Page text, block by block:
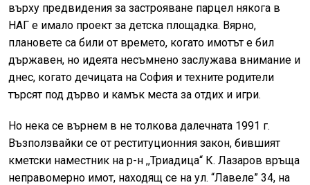
върху предвидения за застрояване парцел някога в
НАГ е имало проект за детска площадка. Вярно,
плановете са били от времето, когато имотът е бил
държавен, но идеята несъмнено заслужава внимание и
днес, когато дечицата на София и техните родители
търсят под дърво и камък места за отдих и игри.
Но нека се върнем в не толкова далечната 1991 г.
Възползвайки се от реституционния закон, бившият
кметски наместник на р-н ,,Триадица“ К. Лазаров връща
неправомерно имот, находящ се на ул. “Лавеле” 34, на